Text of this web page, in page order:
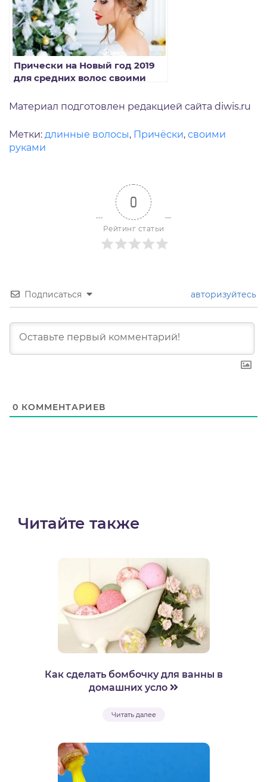
Прически на Новый год 2019
для средних волос своими
Материал подготовлен редакцией сайта diwis.ru
Метки: длинные волосы, Причёски, своими
руками
0
Рейтинг статьи
Подписаться авторизуйтесь
0 КОММЕНТАРИЕВ
Читайте также
Как сделать бомбочку для ванны в
домашних усло
Читать далее